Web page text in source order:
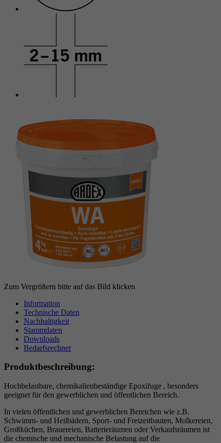
Zum Vergrößern bitte auf das Bild klicken
Information
Technische Daten
Nachhaltigkeit
Stammdaten
Downloads
Bedarfsrechner
Produktbeschreibung:
Hochbelastbare, chemikalienbeständige Epoxifuge , besonders
geeignet für den gewerblichen und öffentlichen Bereich.
In vielen öffentlichen und gewerblichen Bereichen wie z.B.
Schwimm- und Heilbädern, Sport- und Freizeitbauten, Molkereien,
Großküchen, Brauereien, Batterieräumen oder Verkaufsräumen ist
die chemische und mechanische Belastung auf die
Google reCAPTCHA
reCAPTCHA setzt ein notwendiges Cookie